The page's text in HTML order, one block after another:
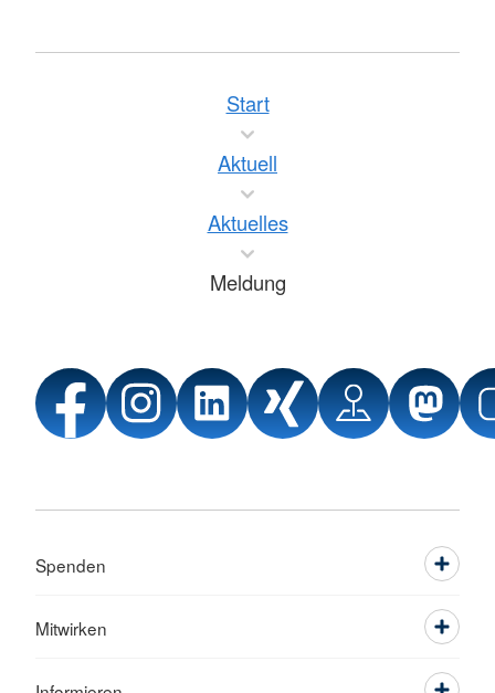
Start
Aktuell
Aktuelles
Meldung
Spenden
Mitwirken